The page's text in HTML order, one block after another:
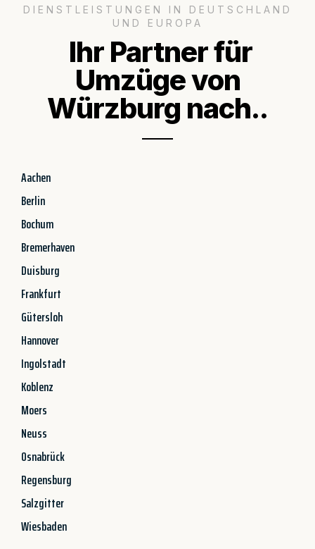
DIENSTLEISTUNGEN IN DEUTSCHLAND
UND EUROPA
Ihr Partner für
Umzüge von
Würzburg nach..
Aachen
Berlin
Bochum
Bremerhaven
Duisburg
Frankfurt
Gütersloh
Hannover
Ingolstadt
Koblenz
Moers
Neuss
Osnabrück
Regensburg
Salzgitter
Wiesbaden